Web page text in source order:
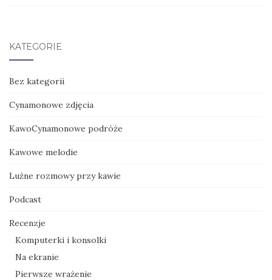
KATEGORIE
Bez kategorii
Cynamonowe zdjęcia
KawoCynamonowe podróże
Kawowe melodie
Luźne rozmowy przy kawie
Podcast
Recenzje
Komputerki i konsolki
Na ekranie
Pierwsze wrażenie